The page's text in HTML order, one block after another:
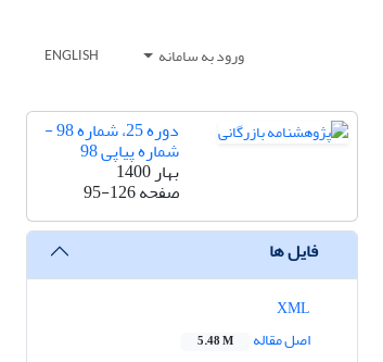
ورود به سامانه ENGLISH
دوره 25، شماره 98 -
شماره پیاپی 98
بهار 1400
صفحه95-126
فایل ها
اصل مقاله
5.48 M